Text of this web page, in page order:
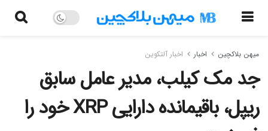
میهن بلاکچین اخبار اخبار آلتکوین
جد مک کیلب، مدیر عامل سابق
ریپل، باقیمانده دارایی XRP خود را